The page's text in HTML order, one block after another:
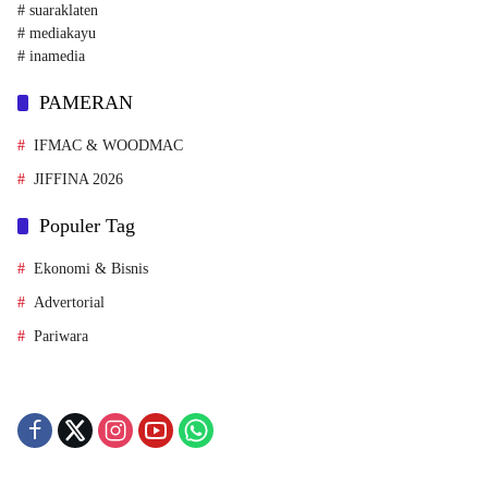
# suaraklaten
# mediakayu
# inamedia
PAMERAN
IFMAC & WOODMAC
JIFFINA 2026
Populer Tag
Ekonomi & Bisnis
Advertorial
Pariwara